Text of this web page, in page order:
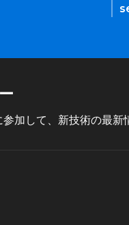
加して、新技術の最新